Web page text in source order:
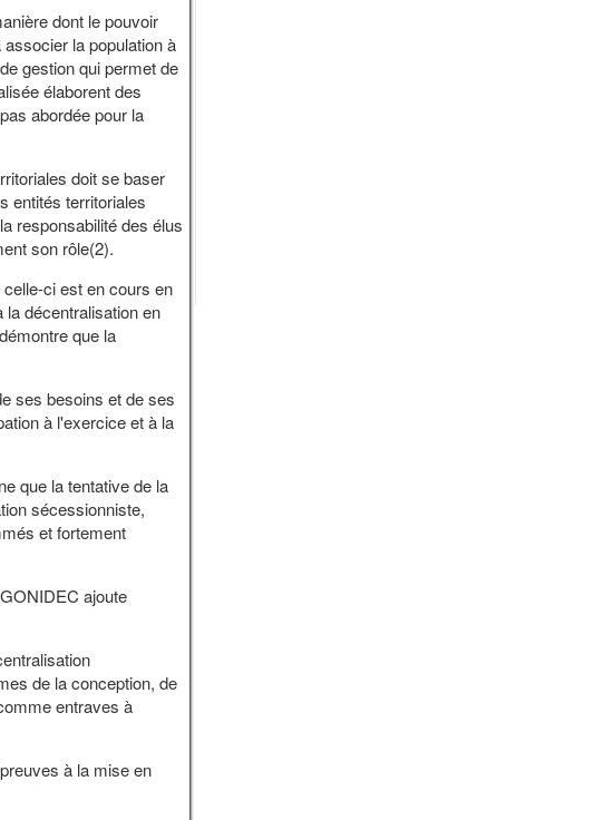
dont le pouvoir
la population à
gestion qui permet de
élaborent des
abordée pour la
doit se baser
entités territoriales
responsabilité des élus
son rôle(2).
ci est en cours en
décentralisation en
que la
ses besoins et de ses
à l'exercice et à la
que la tentative de la
sécessionniste,
et fortement
ajoute
de la conception, de
entraves à
à la mise en